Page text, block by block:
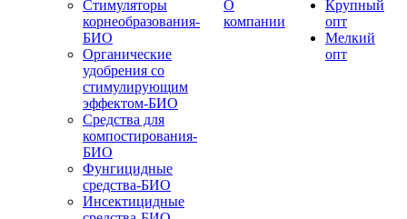
Стимуляторы
корнеобразования-
БИО
Органические
удобрения со
стимулирующим
эффектом-БИО
Средства для
компостирования-
БИО
Фунгицидные
средства-БИО
Инсектицидные
О
компании
Крупный
опт
Мелкий
опт